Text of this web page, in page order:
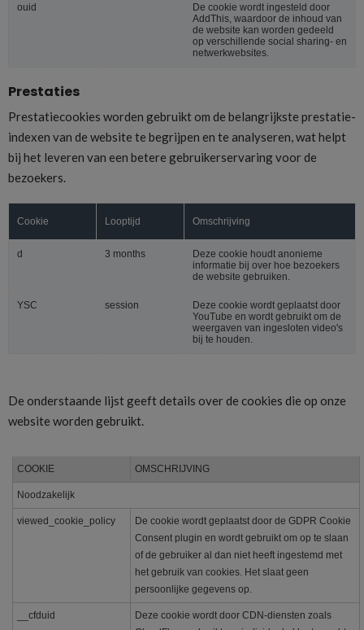
ouid
De cookie wordt ingesteld door
AddThis, waardoor de inhoud van
de website kan worden gedeeld
op verschillende social sharing- en
netwerkwebsites.
Prestaties
Prestatiecookies worden gebruikt om de belangrijkste prestatie-
indexen van de website te begrijpen en te analyseren, wat helpt
bij het leveren van een betere gebruikerservaring voor de
bezoekers.
Cookie Looptijd Omschrijving
d 3 months
Deze cookie houdt anonieme
informatie bij over hoe bezoekers
de website gebruiken.
YSC session
Deze cookie wordt geplaatst door
YouTube en wordt gebruikt om de
weergaven van ingesloten video's
bij te houden.
De onderstaande lijst geeft details over de cookies die op onze
website worden gebruikt.
COOKIE OMSCHRIJVING
Noodzakelijk
viewed_cookie_policy
De cookie wordt geplaatst door de GDPR Cookie
Consent plugin en wordt gebruikt om op te slaan
of de gebruiker al dan niet heeft ingestemd met
het gebruik van cookies. Het slaat geen
persoonlijke gegevens op.
__cfduid
Deze cookie wordt door CDN-diensten zoals